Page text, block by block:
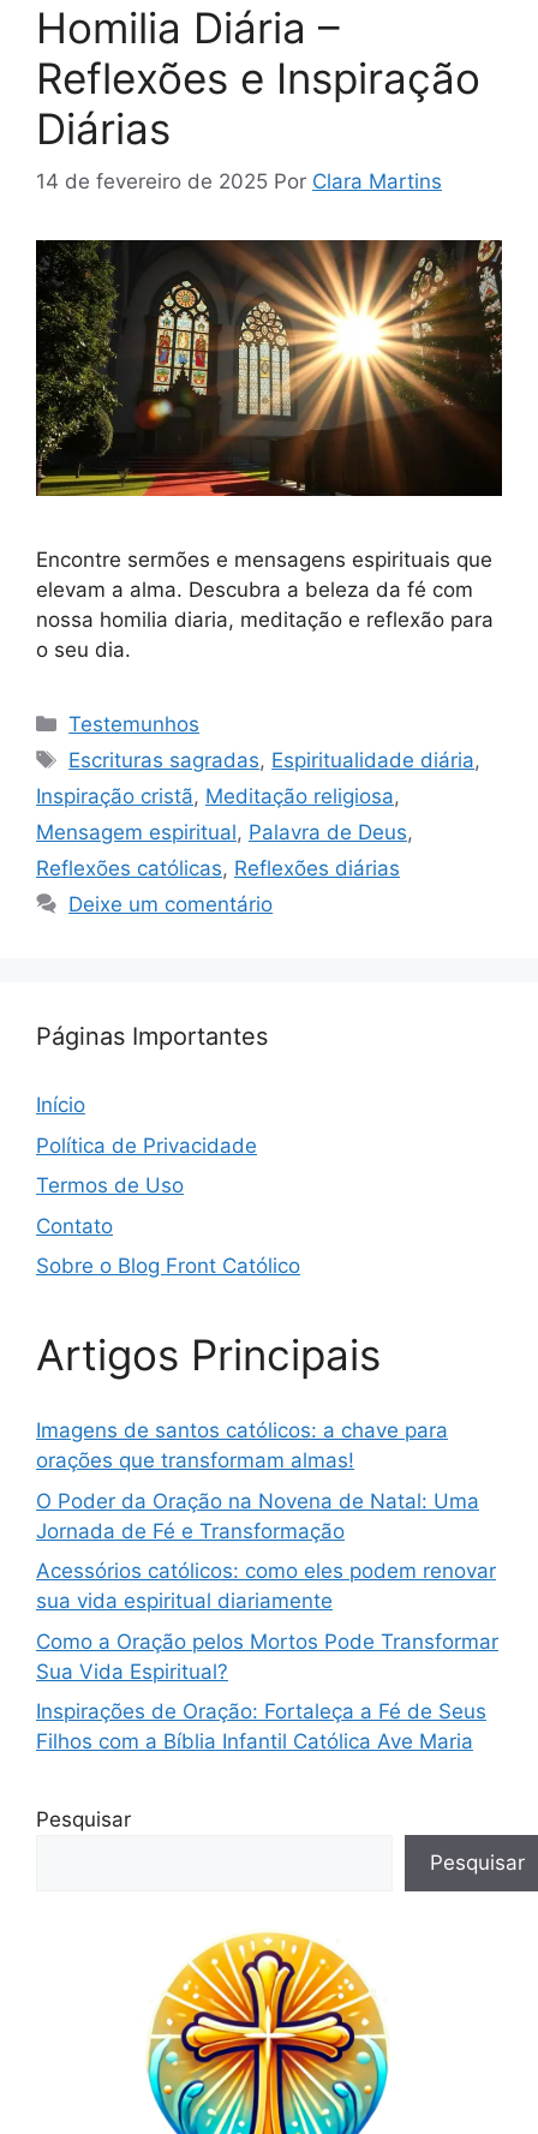
Homilia Diária –
Reflexões e Inspiração
Diárias
14 de fevereiro de 2025 Por Clara Martins
Encontre sermões e mensagens espirituais que
elevam a alma. Descubra a beleza da fé com
nossa homilia diaria, meditação e reflexão para
o seu dia.
Categorias
Testemunhos
Tags
Escrituras sagradas, Espiritualidade diária,
Inspiração cristã, Meditação religiosa,
Mensagem espiritual, Palavra de Deus,
Reflexões católicas, Reflexões diárias
Deixe um comentário
Páginas Importantes
Início
Política de Privacidade
Termos de Uso
Contato
Sobre o Blog Front Católico
Artigos Principais
Imagens de santos católicos: a chave para
orações que transformam almas!
O Poder da Oração na Novena de Natal: Uma
Jornada de Fé e Transformação
Acessórios católicos: como eles podem renovar
sua vida espiritual diariamente
Como a Oração pelos Mortos Pode Transformar
Sua Vida Espiritual?
Inspirações de Oração: Fortaleça a Fé de Seus
Filhos com a Bíblia Infantil Católica Ave Maria
Pesquisar
Pesquisar